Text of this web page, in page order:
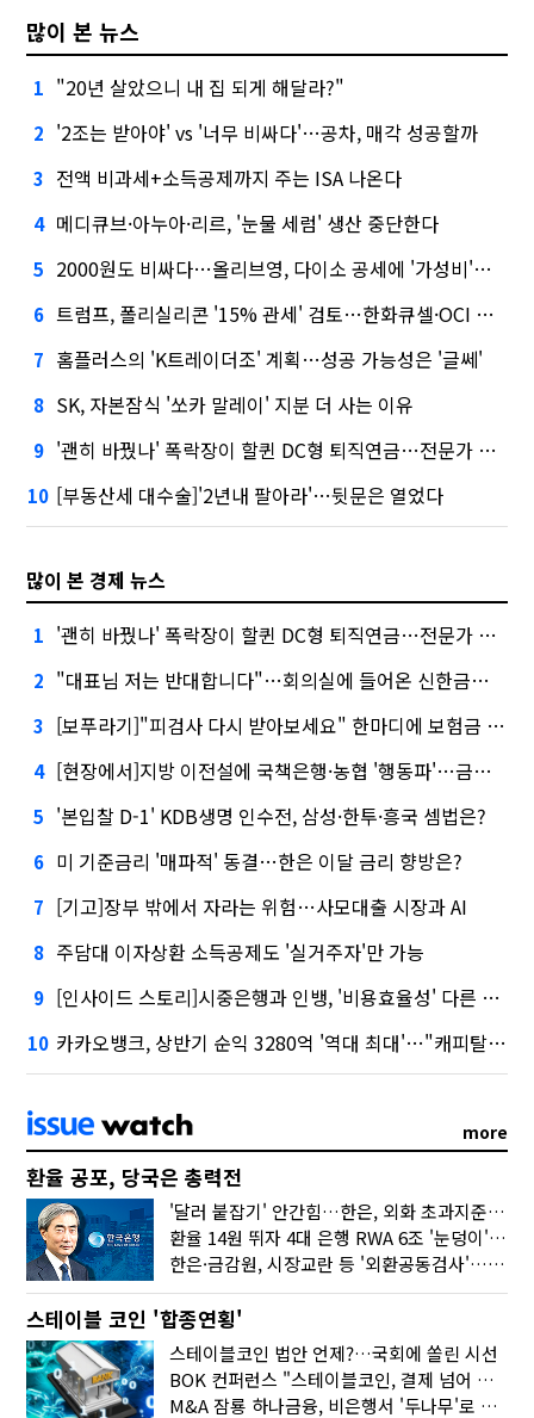
많이 본 뉴스
1 "20년 살았으니 내 집 되게 해달라?"
2 '2조는 받아야' vs '너무 비싸다'…공차, 매각 성공할까
3 전액 비과세+소득공제까지 주는 ISA 나온다
4 메디큐브·아누아·리르, '눈물 세럼' 생산 중단한다
5 2000원도 비싸다…올리브영, 다이소 공세에 '가성비'로 맞불
6 트럼프, 폴리실리콘 '15% 관세' 검토…한화큐셀·OCI 영향은?
7 홈플러스의 'K트레이더조' 계획…성공 가능성은 '글쎄'
8 SK, 자본잠식 '쏘카 말레이' 지분 더 사는 이유
9 '괜히 바꿨나' 폭락장이 할퀸 DC형 퇴직연금…전문가 조언은
10 [부동산세 대수술]'2년내 팔아라'…뒷문은 열었다
많이 본 경제 뉴스
1 '괜히 바꿨나' 폭락장이 할퀸 DC형 퇴직연금…전문가 조언은
2 "대표님 저는 반대합니다"…회의실에 들어온 신한금융 AI
3 [보푸라기]"피검사 다시 받아보세요" 한마디에 보험금 못 받을 뻔?
4 [현장에서]지방 이전설에 국책은행·농협 '행동파'…금감원 '신중모드'
5 '본입찰 D-1' KDB생명 인수전, 삼성·한투·흥국 셈법은?
6 미 기준금리 '매파적' 동결…한은 이달 금리 향방은?
7 [기고]장부 밖에서 자라는 위험…사모대출 시장과 AI
8 주담대 이자상환 소득공제도 '실거주자'만 가능
9 [인사이드 스토리]시중은행과 인뱅, '비용효율성' 다른 잣대 왜?
10 카카오뱅크, 상반기 순익 3280억 '역대 최대'…"캐피탈, 자산 1조원 이상"
more
환율 공포, 당국은 총력전
'달러 붙잡기' 안간힘…한은, 외화 초과지준에 이자 6개월 더
환율 14원 뛰자 4대 은행 RWA 6조 '눈덩이'…2배 뛴 2분기는?
한은·금감원, 시장교란 등 '외환공동검사'…환율 급등 전방위 대응
스테이블 코인 '합종연횡'
스테이블코인 법안 언제?…국회에 쏠린 시선
BOK 컨퍼런스 "스테이블코인, 결제 넘어 보험 대출 등 금융 연결 도구"
M&A 잠룡 하나금융, 비은행서 '두나무'로 눈돌린 이유는